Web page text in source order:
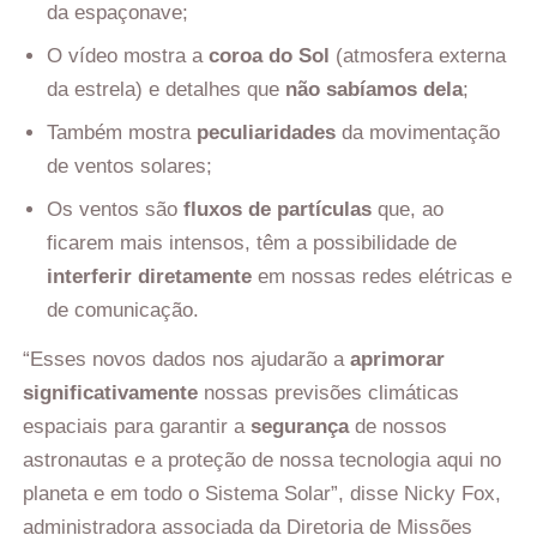
da espaçonave;
O vídeo mostra a coroa do Sol (atmosfera externa
da estrela) e detalhes que não sabíamos dela;
Também mostra peculiaridades da movimentação
de ventos solares;
Os ventos são fluxos de partículas que, ao
ficarem mais intensos, têm a possibilidade de
interferir diretamente em nossas redes elétricas e
de comunicação.
“Esses novos dados nos ajudarão a aprimorar
significativamente nossas previsões climáticas
espaciais para garantir a segurançade nossos
astronautas e a proteção de nossa tecnologia aqui no
planeta e em todo o Sistema Solar”, disse Nicky Fox,
administradora associada da Diretoria de Missões